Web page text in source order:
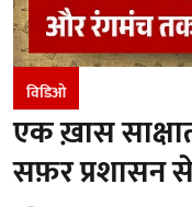
विडिओ
एक ख़ास
सफ़र प्रशासन